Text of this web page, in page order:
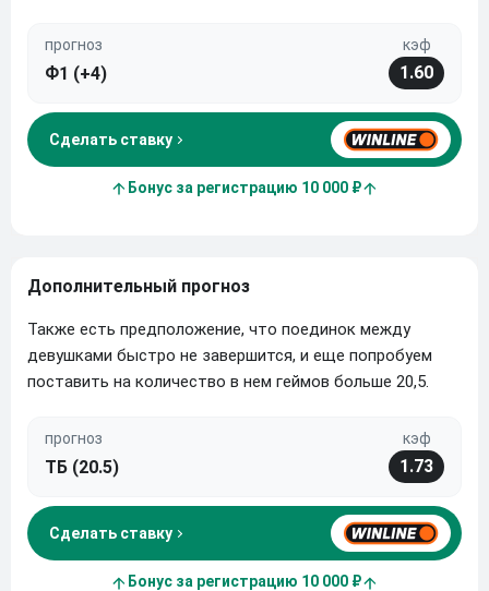
прогноз
Ф1 (+4)
кэф
1.60
Сделать ставку
Бонус за регистрацию 10 000 ₽
Дополнительный прогноз
Также есть предположение, что поединок между
девушками быстро не завершится, и еще попробуем
поставить на количество в нем геймов больше 20,5.
прогноз
ТБ (20.5)
кэф
1.73
Сделать ставку
Бонус за регистрацию 10 000 ₽